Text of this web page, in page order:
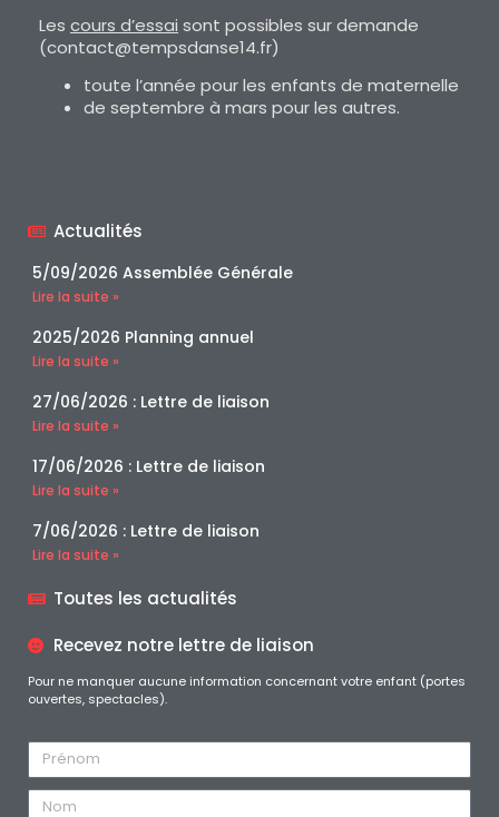
Les cours d’essai sont possibles sur demande
(contact@tempsdanse14.fr)
toute l’année pour les enfants de maternelle
de septembre à mars pour les autres.
Actualités
5/09/2026 Assemblée Générale
Lire la suite »
2025/2026 Planning annuel
Lire la suite »
27/06/2026 : Lettre de liaison
Lire la suite »
17/06/2026 : Lettre de liaison
Lire la suite »
7/06/2026 : Lettre de liaison
Lire la suite »
Toutes les actualités
Recevez notre lettre de liaison
Pour ne manquer aucune information concernant votre enfant (portes
ouvertes, spectacles).